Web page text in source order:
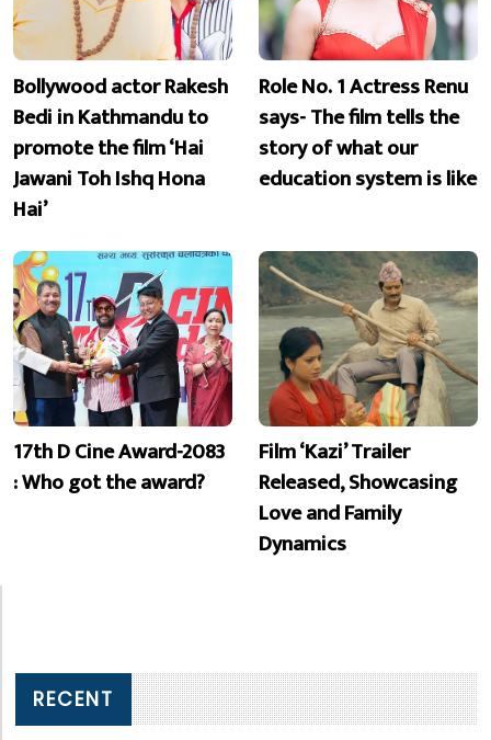
Bollywood actor Rakesh
Bedi in Kathmandu to
promote the film ‘Hai
Jawani Toh Ishq Hona
Hai’
Role No. 1 Actress Renu
says- The film tells the
story of what our
education system is like
17th D Cine Award-2083
: Who got the award?
Film ‘Kazi’ Trailer
Released, Showcasing
Love and Family
Dynamics
RECENT